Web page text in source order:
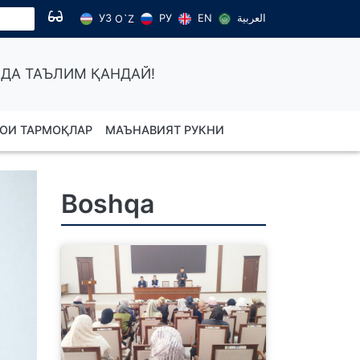
УЗ O`Z РУ EN العربية
ТАЪЛИМ ҚАНДАЙ!
ТАРМОҚЛАР МАЪНАВИЯТ РУКНИ
Boshqa